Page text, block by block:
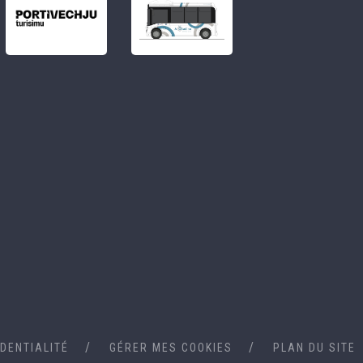
GÉRER MES COOKIES PLAN DU SITE